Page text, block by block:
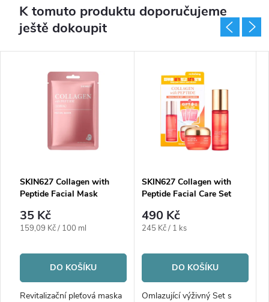
K tomuto produktu doporučujeme
ještě dokoupit
SKIN627 Collagen with
Peptide Facial Mask
35 Kč
Měrná
159,09 Kč / 100 ml
DO KOŠÍKU
Revitalizační pleťová maska
SKIN627 Collagen with
Peptide Facial Care Set
490 Kč
Měrná
245 Kč / 1 ks
DO KOŠÍKU
Omlazující výživný Set s